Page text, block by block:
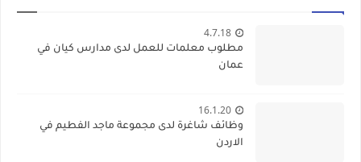
4.7.18
مطلوب معلمات للعمل لدى مدارس كيان في
عمان
16.1.20
وظائف شاغرة لدى مجموعة ماجد الفطيم في
الاردن